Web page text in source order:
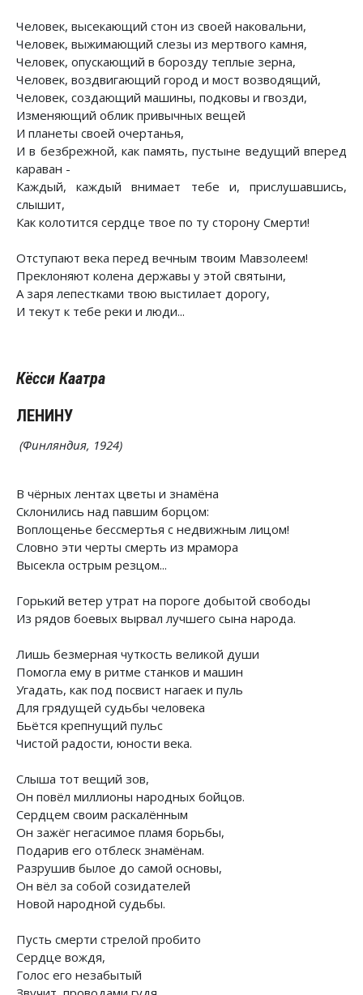
Человек, высекающий стон из своей наковальни,
Человек, выжимающий слезы из мертвого камня,
Человек, опускающий в борозду теплые зерна,
Человек, воздвигающий город и мост возводящий,
Человек, создающий машины, подковы и гвозди,
Изменяющий облик привычных вещей
И планеты своей очертанья,
И в безбрежной, как память, пустыне ведущий вперед
караван -
Каждый, каждый внимает тебе и, прислушавшись,
слышит,
Как колотится сердце твое по ту сторону Смерти!
Отступают века перед вечным твоим Мавзолеем!
Преклоняют колена державы у этой святыни,
А заря лепестками твою выстилает дорогу,
И текут к тебе реки и люди...
Кёсси Каатра
ЛЕНИНУ
(Финляндия, 1924)
В чёрных лентах цветы и знамёна
Склонились над павшим борцом:
Воплощенье бессмертья с недвижным лицом!
Словно эти черты смерть из мрамора
Высекла острым резцом...
Горький ветер утрат на пороге добытой свободы
Из рядов боевых вырвал лучшего сына народа.
Лишь безмерная чуткость великой души
Помогла ему в ритме станков и машин
Угадать, как под посвист нагаек и пуль
Для грядущей судьбы человека
Бьётся крепнущий пульс
Чистой радости, юности века.
Слыша тот вещий зов,
Он повёл миллионы народных бойцов.
Сердцем своим раскалённым
Он зажёг негасимое пламя борьбы,
Подарив его отблеск знамёнам.
Разрушив былое до самой основы,
Он вёл за собой созидателей
Новой народной судьбы.
Пусть смерти стрелой пробито
Сердце вождя,
Голос его незабытый